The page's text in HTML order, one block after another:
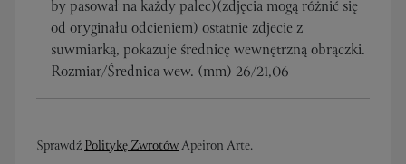
by pasował na każdy palec)(zdjęcia mogą różnić się
od oryginału odcieniem) ostatnie zdjecie z
suwmiarką, pokazuje średnicę wewnętrzną obrączki.
Rozmiar/Średnica wew. (mm) 26/21,06
SprawdźPolitykę ZwrotówApeiron Arte.